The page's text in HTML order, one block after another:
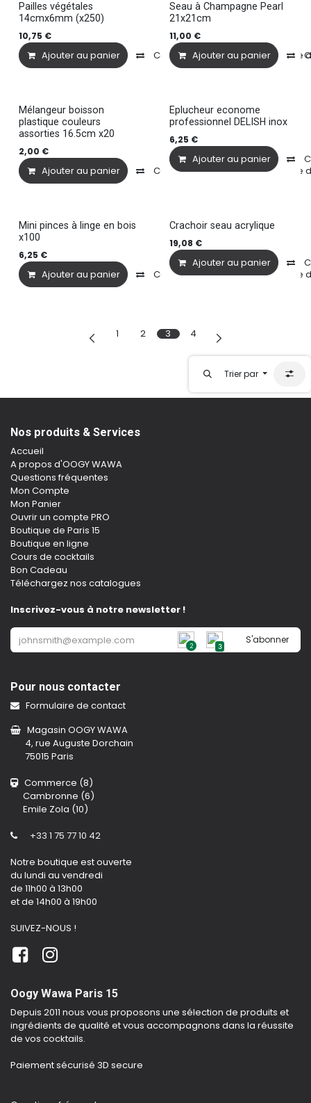
Pailles végétales
14cmx6mm (x250)
10,75 €
Ajouter au panier Comparer Ajouter à la liste
Seau à Champagne Pearl
21x21cm
11,00 €
Ajouter au panier
Mélangeur boisson
plastique couleurs
assorties 16.5cm x20
2,00 €
Ajouter au panier Comparer Ajouter à la liste
Eplucheur econome
professionnel DELISH inox
6,25 €
Ajouter au panier
Mini pinces à linge en bois
x100
6,25 €
Ajouter au panier Comparer Ajouter à la liste
Crachoir seau acrylique
19,08 €
Ajouter au panier
1 2 3 4
Trier par
Nos produits & Services
Accueil
A propos d'OOGY WAWA
Questions fréquentes
Mon Compte
Mon Panier
Ouvrir un compte PRO
Boutique de Paris 15
Boutique en ligne
Cours de cocktails
Bon Cadeau
Téléchargez nos catalogues
Inscrivez-vous à notre newsletter !
2 3
S'abonner
Pour nous contacter
Formulaire de contact
Magasin OOGY WAWA
4, rue Auguste Dorchain
75015 Paris
Commerce (8)
Cambronne (6)
Emile Zola (10)
+33 1 75 77 10 42
Notre boutique est ouverte
du lundi au vendredi
de 11h00 à 13h00
et de 14h00 à 19h00
SUIVEZ-NOUS !
Oogy Wawa Paris 15
Depuis 2011 nous vous proposons une sélection de produits et
ingrédients de qualité et vous accompagnons dans la réussite
de vos cocktails.
Paiement sécurisé 3D secure